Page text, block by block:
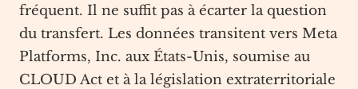
fréquent. Il ne suffit pas à écarter la question
du transfert. Les données transitent vers Meta
Platforms, Inc. aux États-Unis, soumise au
CLOUD Act et à la législation extraterritoriale